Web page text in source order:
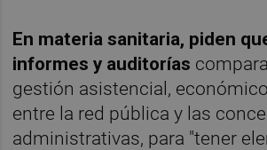
En materia sanitaria, piden
informes y auditorías
gestión asistencial,
entre la red pública y las
administrativas, para "tener